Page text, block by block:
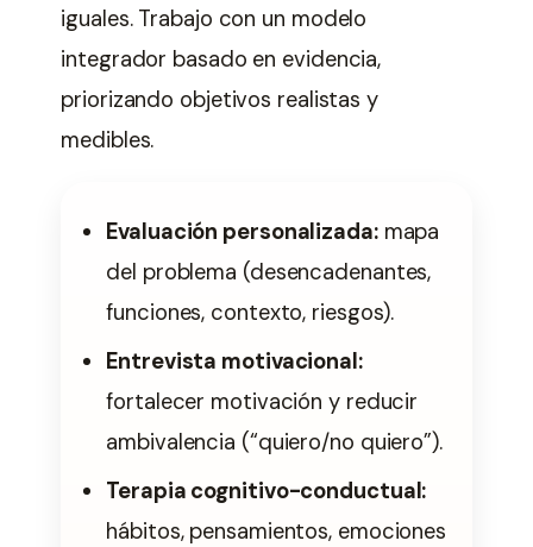
iguales. Trabajo con un modelo
integrador basado en evidencia,
priorizando objetivos realistas y
medibles.
Evaluación personalizada:mapa
del problema (desencadenantes,
funciones, contexto, riesgos).
Entrevista motivacional:
fortalecer motivación y reducir
ambivalencia (“quiero/no quiero”).
Terapia cognitivo-conductual:
hábitos, pensamientos, emociones